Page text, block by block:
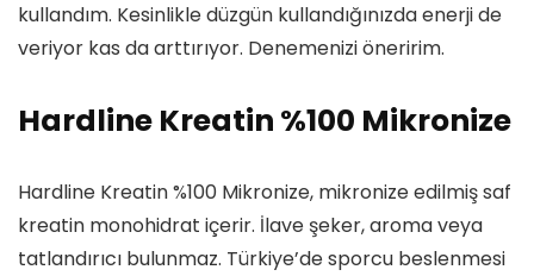
kullandım. Kesinlikle düzgün kullandığınızda enerji de
veriyor kas da arttırıyor. Denemenizi öneririm.
Hardline Kreatin %100 Mikronize
Hardline Kreatin %100 Mikronize, mikronize edilmiş saf
kreatin monohidrat içerir. İlave şeker, aroma veya
tatlandırıcı bulunmaz. Türkiye’de sporcu beslenmesi